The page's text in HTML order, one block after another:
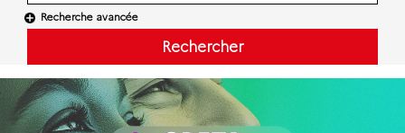
Recherche avancée
Rechercher